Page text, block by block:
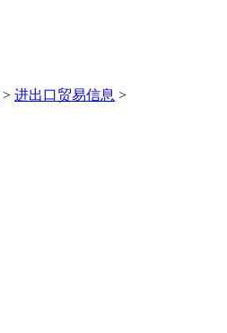
> 进出口贸易信息 >